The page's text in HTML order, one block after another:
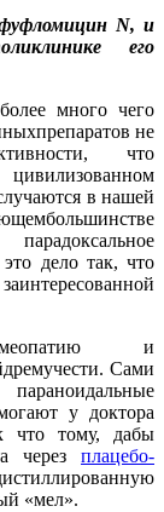
N, и
его
много чего
не
что
цивилизованном
в нашей
это дело так, что
и
Сами
у доктора
что тому, дабы
через плацебо-
«мел».